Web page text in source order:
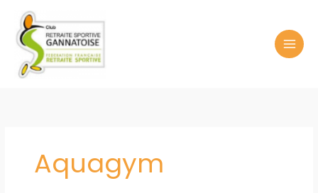
contenu
Aquagym